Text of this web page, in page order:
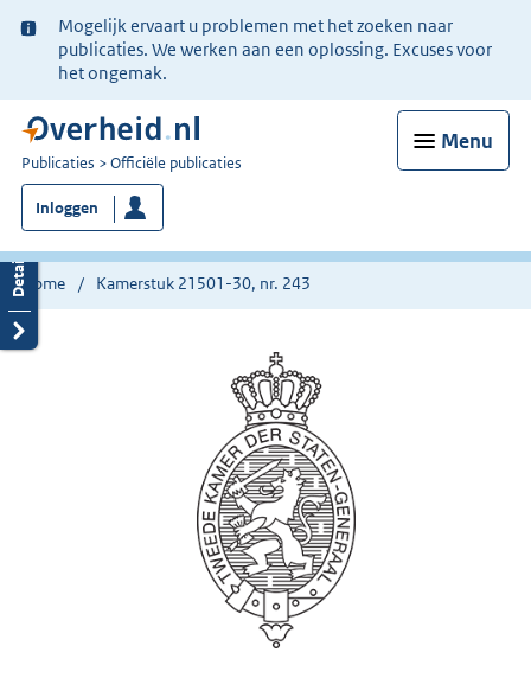
Ter
informatie:
Mogelijk ervaart u problemen met het zoeken naar
publicaties. We werken aan een oplossing. Excuses voor
het ongemak.
Menu
U
bent
nu
hier:
Publicaties Officiële publicaties
Inloggen
Home Kamerstuk 21501-30, nr. 243